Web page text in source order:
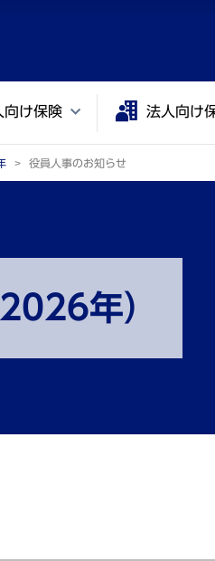
向け保険 法人向け
役員人事のお知らせ
年）